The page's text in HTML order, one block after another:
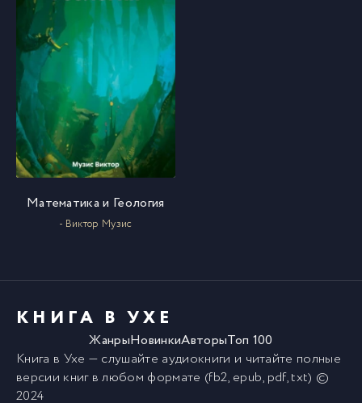
Математика и Геология
- Виктор Музис
КНИГА В УХЕ
ЖанрыНовинкиАвторыТоп 100
Книга в Ухе — слушайте аудиокниги и читайте полные
версии книгв любом формате (fb2, epub, pdf, txt) ©
2024